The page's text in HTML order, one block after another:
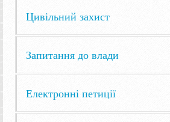
Цивільний захист
Запитання до влади
Електронні петиції